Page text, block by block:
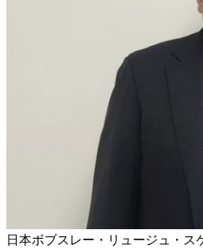
日本ボブスレー・リュージュ・ス